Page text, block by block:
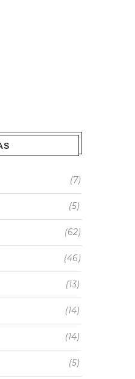
(7)
(5)
(62)
(46)
(13)
(14)
(14)
(5)